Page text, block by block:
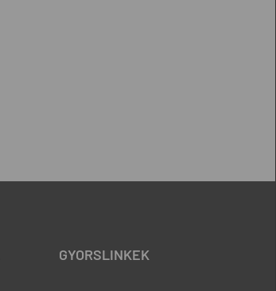
GYORSLINKEK